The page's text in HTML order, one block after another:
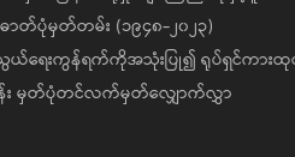
ာတ်ပုံမှတ်တမ်း (၁၉၄၈-၂၀၂၃)
ရေးကွန်ရက်ကိုအသုံးပြု၍ ရုပ်ရှင်ကားထုတ်
း မှတ်ပုံတင်လက်မှတ်လျှောက်လွှာ